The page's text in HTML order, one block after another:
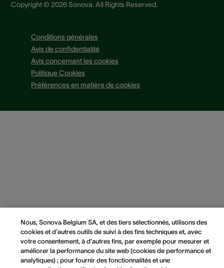
Copyright © 2026 Sonova. All Rights Reserved.
Conditions générales
Avis de confidentialité
Avis concernant les cookies
Politique Cookies
Préférences en matière de cookies
Nous, Sonova Belgium SA, et des tiers sélectionnés, utilisons des
cookies et d'autres outils de suivi à des fins techniques et, avec
votre consentement, à d'autres fins, par exemple pour mesurer et
améliorer la performance du site web (cookies de performance et
analytiques) ; pour fournir des fonctionnalités et une